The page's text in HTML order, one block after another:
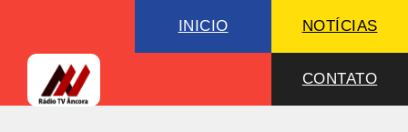
INICIO NOTÍCIAS
CONTATO